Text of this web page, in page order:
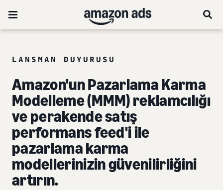
LANSMAN DUYURUSU
Amazon'un Pazarlama Karma
Modelleme (MMM) reklamcılığı
ve perakende satış
performans feed'i ile
pazarlama karma
modellerinizin güvenilirliğini
artırın.